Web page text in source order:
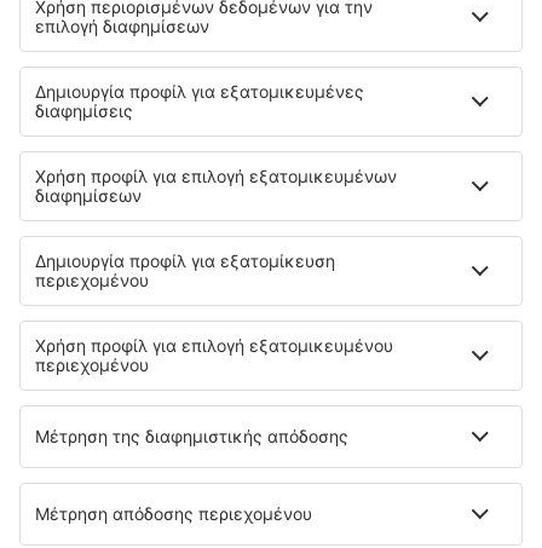
Εγγύηση χαμηλότερης τιμής
Εφαρμογή για κινητά
Αερομεταφορείς
SKY express
Olympic Air
Ryanair
Aegean
Wizzair
Volotea
Lufthansa
easyJet
Cyprus Airways
Σχετικά με την eSky